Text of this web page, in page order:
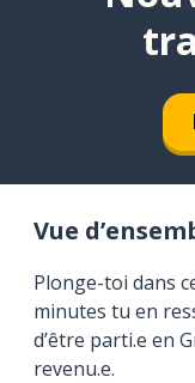
Vue
Plonge-toi dans
minutes tu en
d’être parti.e en
revenu.e.